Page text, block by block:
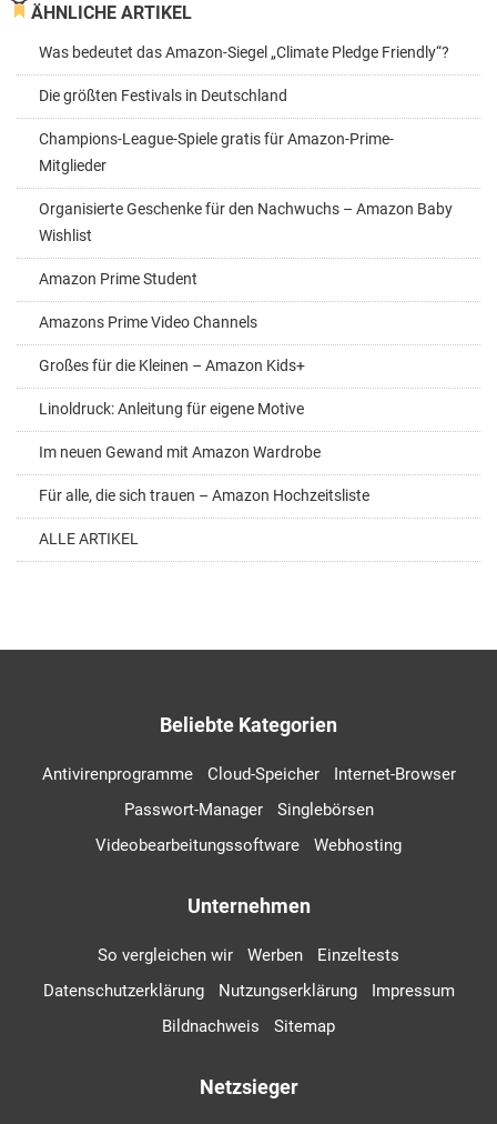
ÄHNLICHE ARTIKEL
Was bedeutet das Amazon-Siegel „Climate Pledge Friendly“?
Die größten Festivals in Deutschland
Champions-League-Spiele gratis für Amazon-Prime-
Mitglieder
Organisierte Geschenke für den Nachwuchs – Amazon Baby
Wishlist
Amazon Prime Student
Amazons Prime Video Channels
Großes für die Kleinen – Amazon Kids+
Linoldruck: Anleitung für eigene Motive
Im neuen Gewand mit Amazon Wardrobe
Für alle, die sich trauen – Amazon Hochzeitsliste
ALLE ARTIKEL
Beliebte Kategorien
Antivirenprogramme Cloud-Speicher
Internet-Browser
Passwort-Manager
Singlebörsen
Videobearbeitungssoftware
Webhosting
Unternehmen
So vergleichen wir Werben
Einzeltests
Datenschutzerklärung
Nutzungserklärung
Impressum
Bildnachweis
Sitemap
Netzsieger